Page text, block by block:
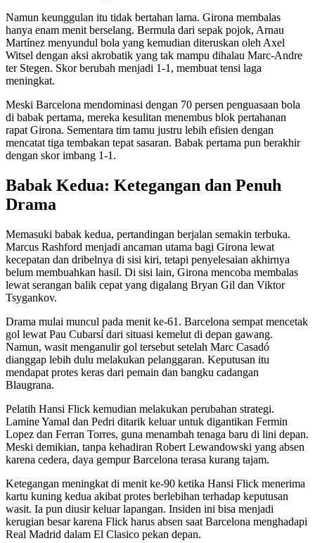
Namun keunggulan itu tidak bertahan lama. Girona membalas
hanya enam menit berselang. Bermula dari sepak pojok, Arnau
Martínez menyundul bola yang kemudian diteruskan oleh Axel
Witsel dengan aksi akrobatik yang tak mampu dihalau Marc-Andre
ter Stegen. Skor berubah menjadi 1-1, membuat tensi laga
meningkat.
Meski Barcelona mendominasi dengan 70 persen penguasaan bola
di babak pertama, mereka kesulitan menembus blok pertahanan
rapat Girona. Sementara tim tamu justru lebih efisien dengan
mencatat tiga tembakan tepat sasaran. Babak pertama pun berakhir
dengan skor imbang 1-1.
Babak Kedua: Ketegangan dan Penuh
Drama
Memasuki babak kedua, pertandingan berjalan semakin terbuka.
Marcus Rashford menjadi ancaman utama bagi Girona lewat
kecepatan dan dribelnya di sisi kiri, tetapi penyelesaian akhirnya
belum membuahkan hasil. Di sisi lain, Girona mencoba membalas
lewat serangan balik cepat yang digalang Bryan Gil dan Viktor
Tsygankov.
Drama mulai muncul pada menit ke-61. Barcelona sempat mencetak
gol lewat Pau Cubarsí dari situasi kemelut di depan gawang.
Namun, wasit menganulir gol tersebut setelah Marc Casadó
dianggap lebih dulu melakukan pelanggaran. Keputusan itu
mendapat protes keras dari pemain dan bangku cadangan
Blaugrana.
Pelatih Hansi Flick kemudian melakukan perubahan strategi.
Lamine Yamal dan Pedri ditarik keluar untuk digantikan Fermin
Lopez dan Ferran Torres, guna menambah tenaga baru di lini depan.
Meski demikian, tanpa kehadiran Robert Lewandowski yang absen
karena cedera, daya gempur Barcelona terasa kurang tajam.
Ketegangan meningkat di menit ke-90 ketika Hansi Flick menerima
kartu kuning kedua akibat protes berlebihan terhadap keputusan
wasit. Ia pun diusir keluar lapangan. Insiden ini bisa menjadi
kerugian besar karena Flick harus absen saat Barcelona menghadapi
Real Madrid dalam El Clasico pekan depan.